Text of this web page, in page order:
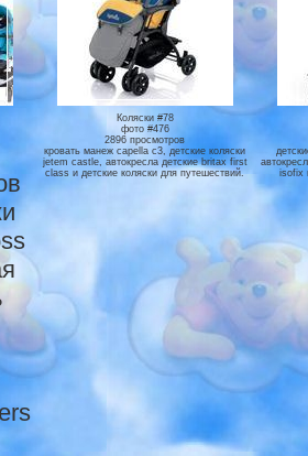
Коляски #78
фото #476
2896 просмотров
кровать манеж capella c3, детские коляски
jetem castle, автокресла детские britax first
class и детские коляски для путешествий.
isofix